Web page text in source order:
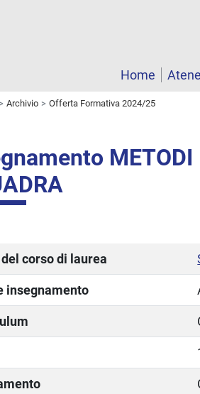
Home
Archivio Offerta Formativa 2024/25
METODI
corso di laurea
insegnamento